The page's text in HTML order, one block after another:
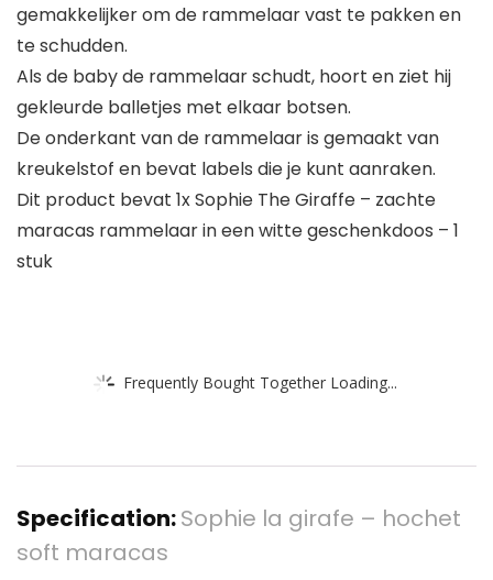
gemakkelijker om de rammelaar vast te pakken en
te schudden.
Als de baby de rammelaar schudt, hoort en ziet hij
gekleurde balletjes met elkaar botsen.
De onderkant van de rammelaar is gemaakt van
kreukelstof en bevat labels die je kunt aanraken.
Dit product bevat 1x Sophie The Giraffe – zachte
maracas rammelaar in een witte geschenkdoos – 1
stuk
Frequently Bought Together Loading...
Specification:Sophie la girafe – hochet
soft maracas